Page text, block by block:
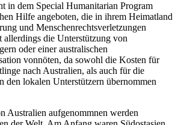
in dem Special Humanitarian Program
Hilfe angeboten, die in ihrem Heimatland
und Menschenrechtsverletzungen
allerdings die Unterstützung von
oder einer australischen
vonnöten, da sowohl die Kosten für
nach Australien, als auch für die
den lokalen Unterstützern übernommen
Australien aufgenommnen werden